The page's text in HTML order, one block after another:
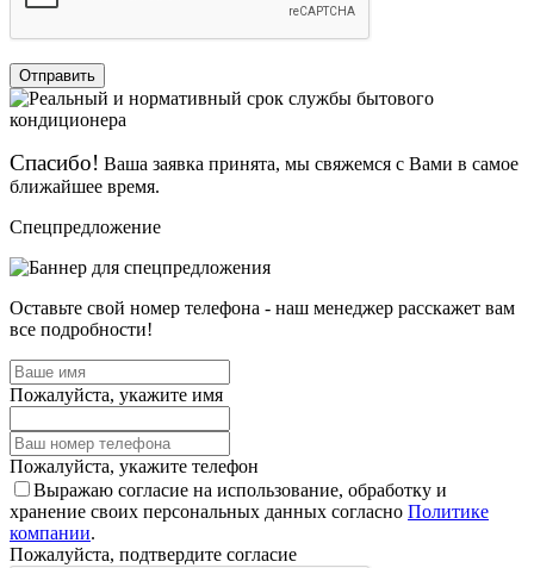
Отправить
Спасибо! Ваша заявка принята, мы свяжемся с Вами в самое
ближайшее время.
Спецпредложение
Оставьте свой номер телефона - наш менеджер расскажет вам
все подробности!
Пожалуйста, укажите имя
Пожалуйста, укажите телефон
Выражаю согласие на использование, обработку и
хранение своих персональных данных согласно Политике
компании.
Пожалуйста, подтвердите согласие